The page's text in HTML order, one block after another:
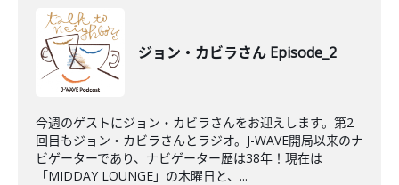
ジョン・カビラさん Episode_2
今週のゲストにジョン・カビラさんをお迎えします。第2
回目もジョン・カビラさんとラジオ。J-WAVE開局以来のナ
ビゲーターであり、ナビゲーター歴は38年！現在は
「MIDDAY LOUNGE」の木曜日と、...